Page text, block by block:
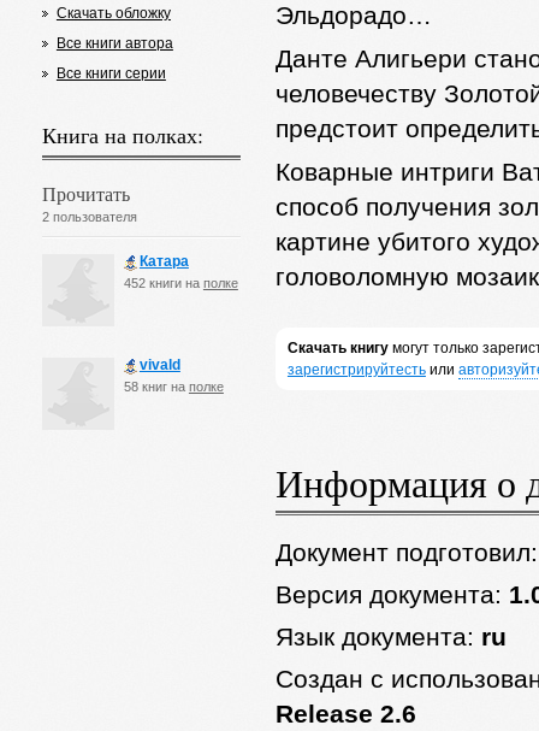
Скачать обложку
Все книги автора
Все книги серии
Книга на полках:
Прочитать
2 пользователя
Катара
452 книги на полке
vivald
58 книг на полке
Эльдорадо…
Данте Алигьери
человечеству
предстоит
Коварные интриги
способ получения
картине убитого
головоломную
Скачать книгумогут только
зарегистрируйтестьили
Информация о
Документ
Версия документа:
Язык документа: ru
Создан с
Release 2.6